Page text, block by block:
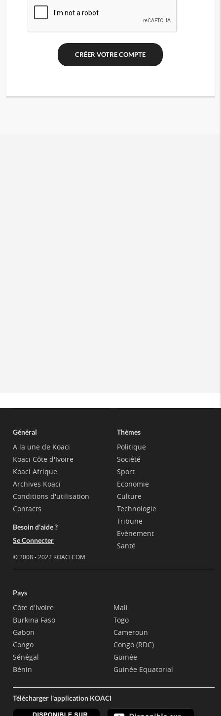
Général
A la une de Koaci
Koaci Côte d'Ivoire
Koaci Afrique
Archives Koaci
Conditions d'utilisation
Contacts
Besoin d'aide ?
Se Connecter
© 2008 - 2022 KOACI.COM
Thèmes
Politique
Société
Sport
Economie
Culture
Technologie
Tribune
Evènement
Santé
Pays
Côte d'Ivoire
Burkina Faso
Gabon
Congo
Sénégal
Bénin
Mali
Togo
Cameroun
Congo (RDC)
Guinée
Guinée Equatorial
Télécharger l'application KOACI